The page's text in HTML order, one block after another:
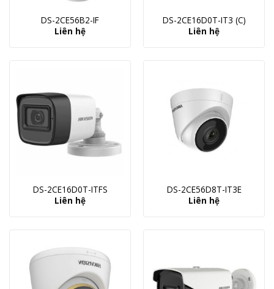
DS-2CE56B2-IF
Liên hệ
DS-2CE16D0T-IT3 (C)
Liên hệ
DS-2CE16D0T-ITFS
Liên hệ
DS-2CE56D8T-IT3E
Liên hệ